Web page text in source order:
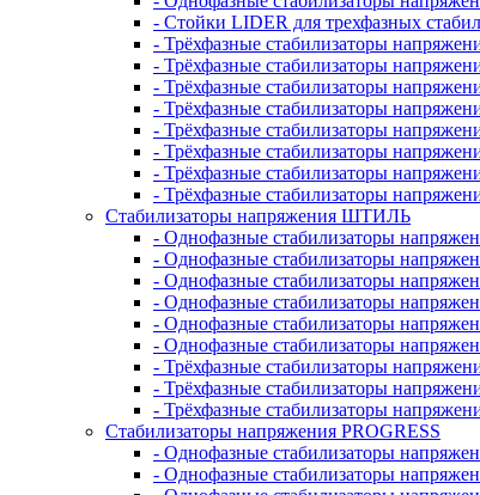
- Стойки LIDER для трехфазных
- Трёхфазные стабилизаторы
- Трёхфазные стабилизаторы
- Трёхфазные стабилизаторы
- Трёхфазные стабилизаторы
- Трёхфазные стабилизаторы
- Трёхфазные стабилизаторы
- Трёхфазные стабилизаторы
- Трёхфазные стабилизаторы
Стабилизаторы напряжения ШТИЛЬ
- Однофазные стабилизаторы
- Однофазные стабилизаторы
- Однофазные стабилизаторы
- Однофазные стабилизаторы
- Однофазные стабилизаторы
- Однофазные стабилизаторы
- Трёхфазные стабилизаторы
- Трёхфазные стабилизаторы
- Трёхфазные стабилизаторы
Стабилизаторы напряжения PROGRESS
- Однофазные стабилизаторы
- Однофазные стабилизаторы